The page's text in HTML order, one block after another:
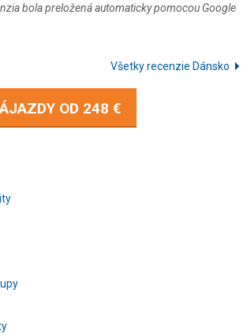
bola preložená automaticky pomocou Google
Všetky recenzie Dánsko
OD 248 €